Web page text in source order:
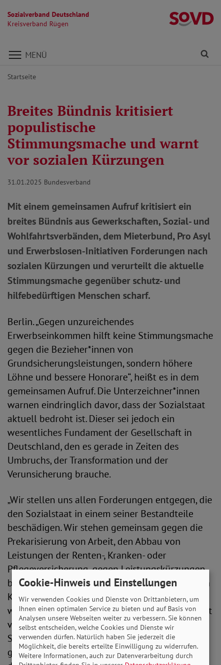
Sozialverband Deutschland
Kreisverband Rügen
Direkt zu den Inhalten springen
MENÜ
Startseite
Breites Bündnis kritisiert
populistische
Stimmungsmache und warnt
vor sozialen Kürzungen
31.01.2025 Bundesverband
Mit einem gemeinsamen Aufruf kritisiert ein
breites Bündnis aus Gewerkschaften, Sozial- und
Wohlfahrtsverbänden, dem Mieterbund, Pro Asyl
und Erwerbslosen-Initiativen Forderungen nach
sozialen Kürzungen und verurteilt die aktuelle
Stimmungsmache gegenüber schutz- und
hilfebedürftigen Menschen scharf.
Berlin. „Gegen unzureichendes
Erwerbseinkommen hilft keine Stimmungsmache
gegen die Bezieher*innen von
Grundsicherungsleistungen, sondern höhere
Löhne und bessere Honorare“, heißt es in dem
gemeinsamen Aufruf. Die Unterzeichner*innen
warnen eindringlich davor, dass der Sozialstaat
aktuell bedroht ist. Dieser sei jedoch ein
wesentliches Fundament der Gesellschaft in
Deutschland, den es gerade in Zeiten des
Umbruchs, der Transformation und der
Verunsicherung brauche.
„Wir stellen uns allen Forderungen entgegen, die
den Sozialstaat in einem seiner Bestandteile
beschädigen. Wir stehen gemeinsam gegen die
Prekarisierung von Arbeit, den Abbau von
Leistungen der Renten-, Kranken- oder
Pflegeversicherung, gegen Leistungskürzungen
bei den Ärmsten unserer Gesellschaft und gegen
Kürzungen bei den sozialen Dienstleistungen“,
wird in dem Aufruf betont. Solidarität dürfe nicht
vor den Wohlhabenden Halt machen. „Starke
Schultern müssen stärker in die Verantwortung
genommen werden. Haushaltskonsolidierung
Cookie-Hinweis und Einstellungen
Wir verwenden Cookies und Dienste von Drittanbietern, um
Ihnen einen optimalen Service zu bieten und auf Basis von
Analysen unsere Webseiten weiter zu verbessern. Sie können
selbst entscheiden, welche Cookies und Dienste wir
verwenden dürfen. Natürlich haben Sie jederzeit die
Möglichkeit, die bereits erteilte Einwilligung zu widerrufen.
Weitere Informationen, auch zur Datenverarbeitung durch